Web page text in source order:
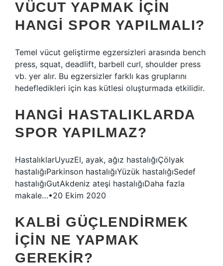
VÜCUT YAPMAK IÇIN
HANGI SPOR YAPILMALI?
Temel vücut geliştirme egzersizleri arasında bench
press, squat, deadlift, barbell curl, shoulder press
vb. yer alır. Bu egzersizler farklı kas gruplarını
hedefledikleri için kas kütlesi oluşturmada etkilidir.
HANGI HASTALIKLARDA
SPOR YAPILMAZ?
HastalıklarUyuzEl, ayak, ağız hastalığıÇölyak
hastalığıParkinson hastalığıYüzük hastalığıSedef
hastalığıGutAkdeniz ateşi hastalığıDaha fazla
makale…•20 Ekim 2020
KALBI GÜÇLENDIRMEK
IÇIN NE YAPMAK
GEREKIR?